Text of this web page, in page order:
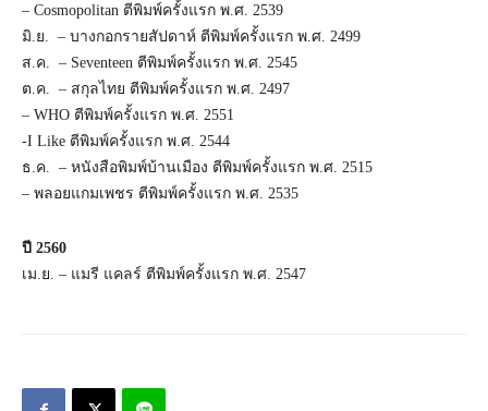
– Cosmopolitan ตีพิมพ์ครั้งแรก พ.ศ. 2539
มิ.ย. – บางกอกรายสัปดาห์ ตีพิมพ์ครั้งแรก พ.ศ. 2499
ส.ค. – Seventeen ตีพิมพ์ครั้งแรก พ.ศ. 2545
ต.ค. – สกุลไทย ตีพิมพ์ครั้งแรก พ.ศ. 2497
– WHO ตีพิมพ์ครั้งแรก พ.ศ. 2551
-I Like ตีพิมพ์ครั้งแรก พ.ศ. 2544
ธ.ค. – หนังสือพิมพ์บ้านเมือง ตีพิมพ์ครั้งแรก พ.ศ. 2515
– พลอยแกมเพชร ตีพิมพ์ครั้งแรก พ.ศ. 2535
ปี 2560
เม.ย. – แมรี แคลร์ ตีพิมพ์ครั้งแรก พ.ศ. 2547